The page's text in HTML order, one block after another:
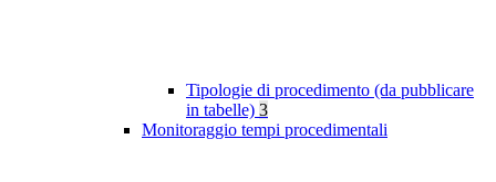
Tipologie di procedimento (da pubblicare
in tabelle) 3
Monitoraggio tempi procedimentali